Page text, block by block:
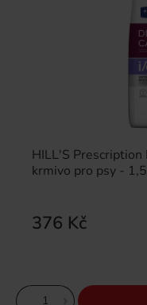
HILL'S Prescription
krmivo pro psy -
376 Kč